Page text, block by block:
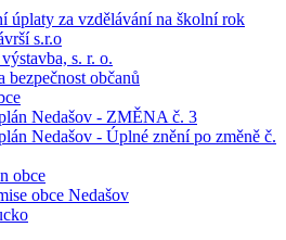
úplaty za vzdělávání na školní rok
s.r.o
s. r. o.
bezpečnost občanů
Nedašov - ZMĚNA č. 3
Nedašov - Úplné znění po změně č.
obce
obce Nedašov